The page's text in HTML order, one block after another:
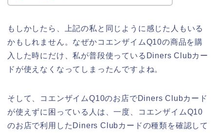
もしかしたら、上記の私と同じように感じた人もいる
かもしれません。なぜかコエンザイムQ10の商品を購
入した時にだけ、私が普段使っているDiners Clubカー
ドが使えなくなってしまったんですよね。
そして、コエンザイムQ10のお店でDiners Clubカード
が使えずに困っている人は、一度、コエンザイムQ10
のお店で利用したDiners Clubカードの種類を確認して